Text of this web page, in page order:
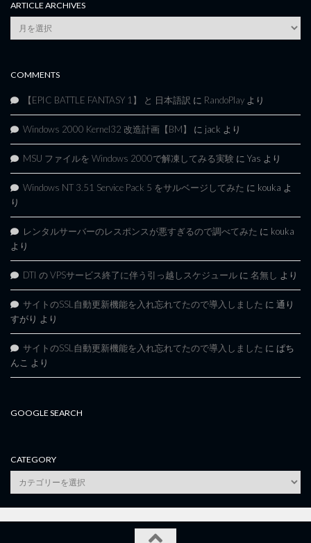
ARTICLE ARCHIVES
Article
Archives
COMMENTS
【EPIC BATTLE FANTASY 1】 と 日本語訳 に RandoPlay より
Windows 2000 Kernel32 改造計画【BM】 に jack より
MSU ファイルを Windows 2000で解凍してみる実験 に Yas より
Windows NT 3.51 Service Pack 5 をサルベージしてみた に kouka よ
り
レンタルサーバーのレスポンスが悪すぎるので調べてみた に kouka
より
DTI の VPSサービス終了に伴う引っ越しスケジュール に 名無し より
サイトのSSL自動更新機能を入れ忘れてたので導入しました に 通り
すがり より
サイトのSSL自動更新機能を入れ忘れてたので導入しました に ぱち
んこ より
GOOGLE SEARCH
CATEGORY
category